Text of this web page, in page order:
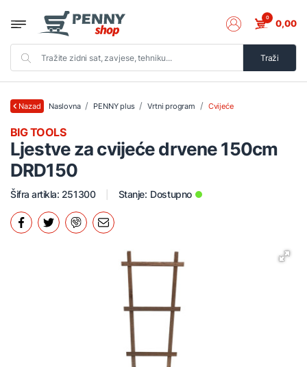
Traži
0 0,00
Nazad Naslovna PENNY plus Vrtni program Cvijeće
Ljestve za cvijeće drvene 150cm
DRD150
BIG TOOLS
Šifra artikla: 251300 Stanje: Dostupno